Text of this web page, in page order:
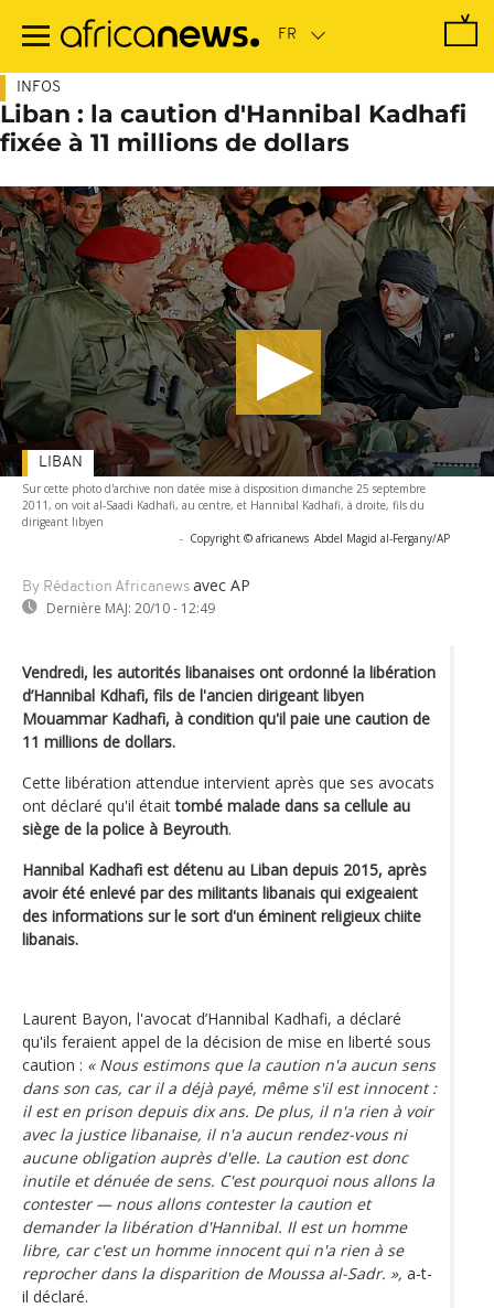
contenu
INFOS
Liban : la caution d'Hannibal Kadhafi
fixée à 11 millions de dollars
Sur cette photo d'archive non datée mise à disposition dimanche 25 septembre
2011, on voit al-Saadi Kadhafi, au centre, et Hannibal Kadhafi, à droite, fils du
dirigeant libyen
- Copyright © africanews Abdel Magid al-Fergany/AP
By Rédaction Africanews avec AP
Dernière MAJ: 20/10 - 12:49
LIBAN
Vendredi, les autorités libanaises ont ordonné la libération
d’Hannibal Kdhafi, fils de l'ancien dirigeant libyen
Mouammar Kadhafi, à condition qu'il paie une caution de
11 millions de dollars.
Cette libération attendue intervient après que ses avocats
ont déclaré qu'il étaittombé malade dans sa cellule au
siège de la police à Beyrouth.
Hannibal Kadhafi est détenu au Liban depuis 2015, après
avoir été enlevé par des militants libanais qui exigeaient
des informations sur le sort d'un éminent religieux chiite
libanais.
Laurent Bayon, l'avocat d’Hannibal Kadhafi, a déclaré
qu'ils feraient appel de la décision de mise en liberté sous
caution : « Nous estimons que la caution n'a aucun sens
dans son cas, car il a déjà payé, même s'il est innocent :
il est en prison depuis dix ans. De plus, il n'a rien à voir
avec la justice libanaise, il n'a aucun rendez-vous ni
aucune obligation auprès d'elle. La caution est donc
inutile et dénuée de sens. C'est pourquoi nous allons la
contester — nous allons contester la caution et
demander la libération d'Hannibal. Il est un homme
libre, car c'est un homme innocent qui n'a rien à se
reprocher dans la disparition de Moussa al-Sadr. », a-t-
il déclaré.